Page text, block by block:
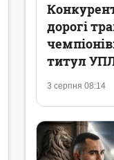
3 серпня 08:14
дорогі
титул